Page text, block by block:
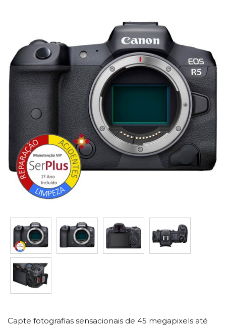
Capte fotografias sensacionais de 45 megapixels até